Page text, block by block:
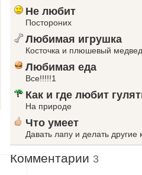
Не любит
Постороних
Любимая игрушка
Косточка и плюшевый
Любимая еда
Все!!!!!1
Как и где любит
На природе
Что умеет
Давать лапу и делать другие
Комментарии 3